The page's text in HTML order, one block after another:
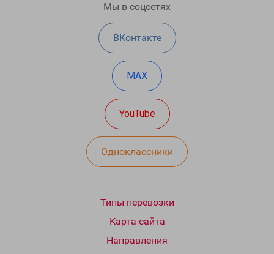
Мы в соцсетях
ВКонтакте
MAX
YouTube
Одноклассники
Типы перевозки
Карта сайта
Направления